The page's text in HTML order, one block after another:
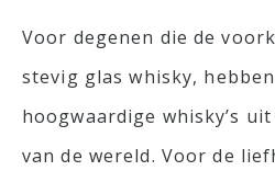
Voor degenen die de
stevig glas whisky,
hoogwaardige whisky’s
van de wereld. Voor de